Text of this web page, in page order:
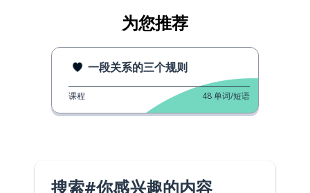
为您推荐
一段关系的三个规则
课程 48单词/短语
搜索#你感兴趣的内容